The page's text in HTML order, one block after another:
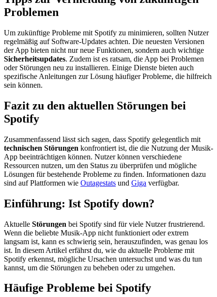
Problemen
Um zukünftige Probleme mit Spotify zu minimieren, sollten Nutzer
regelmäßig auf Software-Updates achten. Die neuesten Versionen
der App bieten nicht nur neue Funktionen, sondern auch wichtige
Sicherheitsupdates. Zudem ist es ratsam, die App bei Problemen
oder Störungen neu zu installieren. Einige Dienste bieten auch
spezifische Anleitungen zur Lösung häufiger Probleme, die hilfreich
sein können.
Fazit zu den aktuellen Störungen bei
Spotify
Zusammenfassend lässt sich sagen, dass Spotify gelegentlich mit
technischen Störungen konfrontiert ist, die die Nutzung der Musik-
App beeinträchtigen können. Nutzer können verschiedene
Ressourcen nutzen, um den Status zu überprüfen und mögliche
Lösungen für bestehende Probleme zu finden. Informationen dazu
sind auf Plattformen wie Outagestats und Giga verfügbar.
Einführung: Ist Spotify down?
Aktuelle Störungen bei Spotify sind für viele Nutzer frustrierend.
Wenn die beliebte Musik-App nicht funktioniert oder extrem
langsam ist, kann es schwierig sein, herauszufinden, was genau los
ist. In diesem Artikel erfährst du, wie du aktuelle Probleme mit
Spotify erkennst, mögliche Ursachen untersuchst und was du tun
kannst, um die Störungen zu beheben oder zu umgehen.
Häufige Probleme bei Spotify